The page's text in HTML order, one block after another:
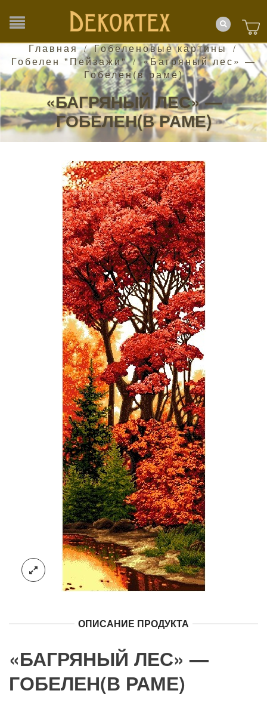
Главная / Гобеленовые картины /
Гобелен "Пейзажи" /«Багряный лес» —
Гобелен(в раме)
«БАГРЯНЫЙ ЛЕС» —
ГОБЕЛЕН(В РАМЕ)
ОПИСАНИЕ ПРОДУКТА
«БАГРЯНЫЙ ЛЕС» —
ГОБЕЛЕН(В РАМЕ)